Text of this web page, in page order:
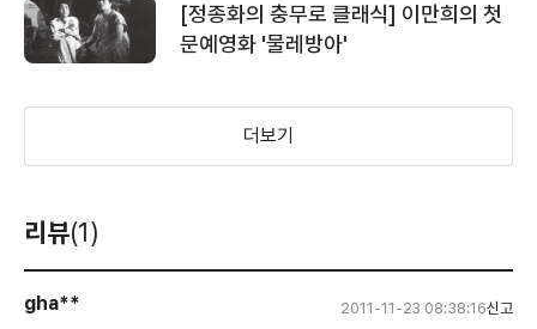
[정종화의 충무로 클래식] 이만희의 첫
문예영화 '물레방아'
더보기
리뷰(1)
gha** 2011-11-23 08:38:16신고